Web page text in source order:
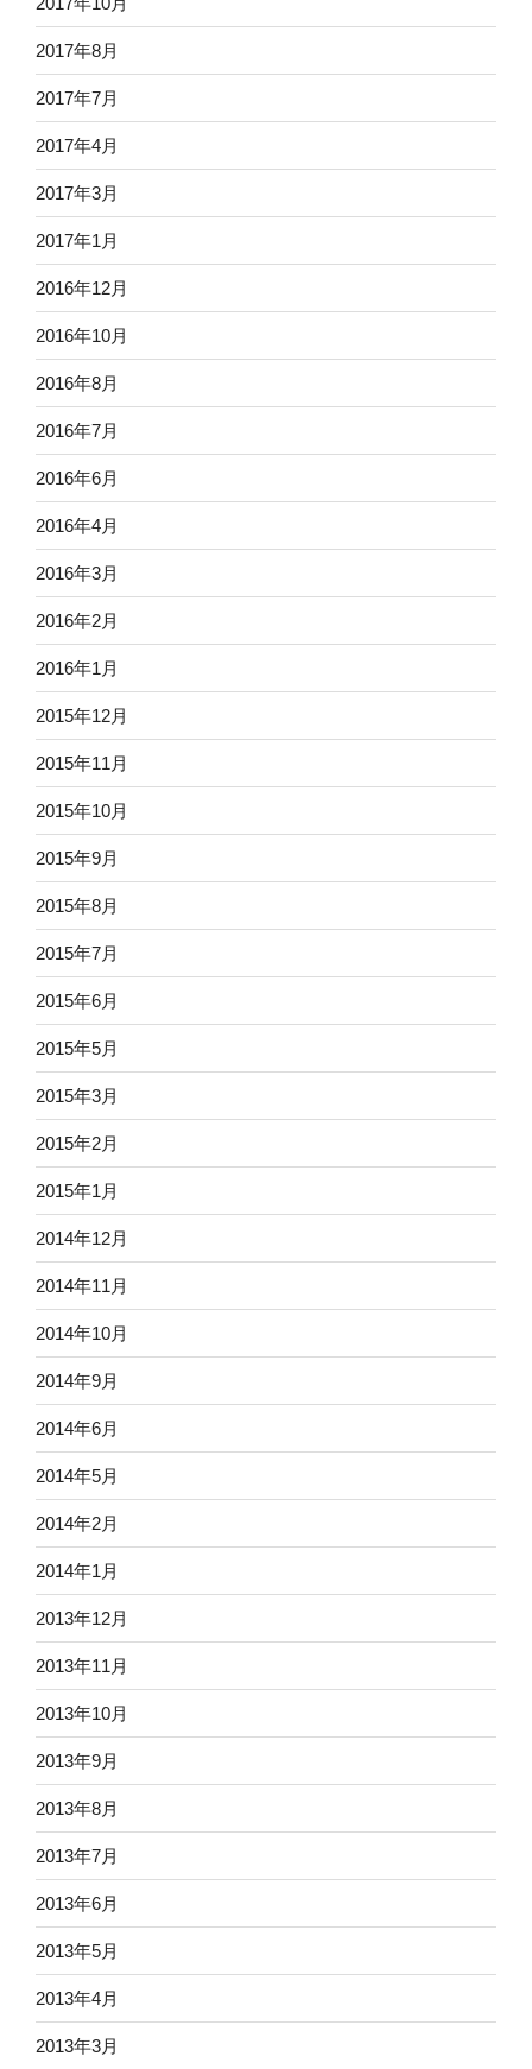
2017年8月
2017年7月
2017年4月
2017年3月
2017年1月
2016年12月
2016年10月
2016年8月
2016年7月
2016年6月
2016年4月
2016年3月
2016年2月
2016年1月
2015年12月
2015年11月
2015年10月
2015年9月
2015年8月
2015年7月
2015年6月
2015年5月
2015年3月
2015年2月
2015年1月
2014年12月
2014年11月
2014年10月
2014年9月
2014年6月
2014年5月
2014年2月
2014年1月
2013年12月
2013年11月
2013年10月
2013年9月
2013年8月
2013年7月
2013年6月
2013年5月
2013年4月
2013年3月